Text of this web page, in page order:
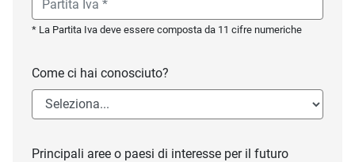
* La Partita Iva deve essere composta da 11 cifre numeriche
Come ci hai conosciuto?
Principali aree o paesi di interesse per il futuro